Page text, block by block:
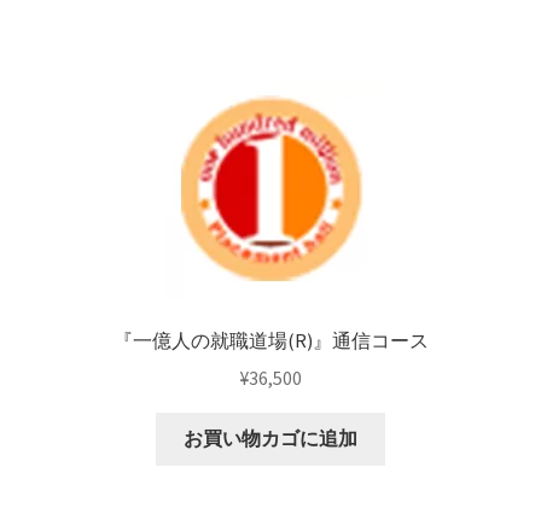
『一億人の就職道場(R)』通信コース
¥36,500
お買い物カゴに追加